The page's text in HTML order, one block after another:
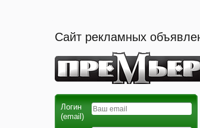
Сайт рекламных
Логин
(email)